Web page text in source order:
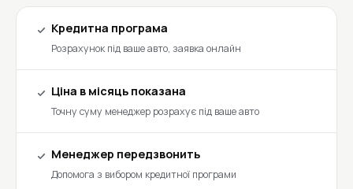
Кредитна програма
Розрахунок під ваше авто, заявка онлайн
Ціна в місяць показана
Точну суму менеджер розрахує під ваше авто
Менеджер передзвонить
Допомога з вибором кредитної програми